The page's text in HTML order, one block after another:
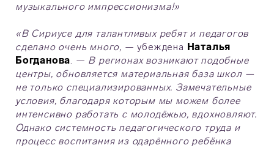
музыкального импрессионизма!»
«В Сириусе для талантливых ребят и педагогов
сделано очень много, — убеждена Наталья
Богданова. — В регионах возникают подобные
центры, обновляется материальная база школ —
не только специализированных. Замечательные
условия, благодаря которым мы можем более
интенсивно работать с молодёжью, вдохновляют.
Однако системность педагогического труда и
процесс воспитания из одарённого ребёнка